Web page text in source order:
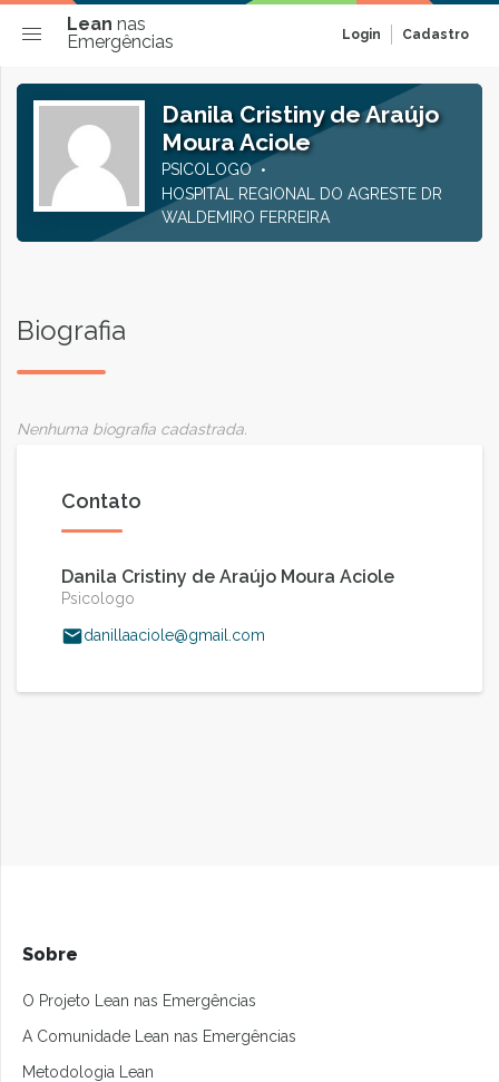
Lean nas
Emergências
Login Cadastro
Danila Cristiny de Araújo
Moura Aciole
PSICOLOGO
HOSPITAL REGIONAL DO AGRESTE DR
WALDEMIRO FERREIRA
Biografia
Nenhuma biografia cadastrada.
Contato
Danila Cristiny de Araújo Moura Aciole
Psicologo
danillaaciole@gmail.com
Sobre
O Projeto Lean nas Emergências
A Comunidade Lean nas Emergências
Metodologia Lean